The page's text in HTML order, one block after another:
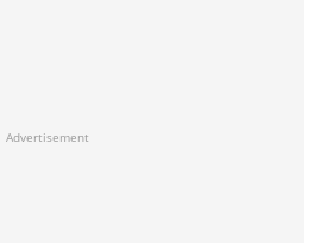
Advertisement